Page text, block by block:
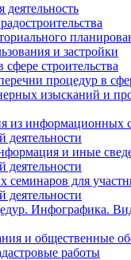
деятельность
и застройки
строительства
процедур в
изысканий и
из информационных
деятельности
и иные
деятельности
семинаров для
деятельности
Инфографика.
и общественные
работы